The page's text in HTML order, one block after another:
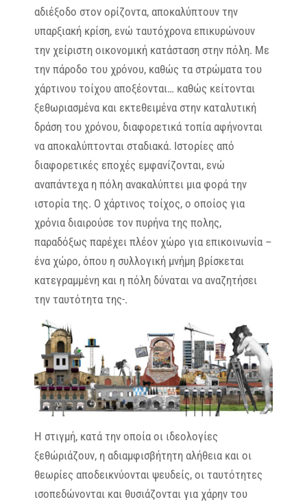
αδιέξοδο στον ορίζοντα, αποκαλύπτουν την
υπαρξιακή κρίση, ενώ ταυτόχρονα επικυρώνουν
την χείριστη οικονομική κατάσταση στην πόλη. Με
την πάροδο του χρόνου, καθώς τα στρώματα του
χάρτινου τοίχου αποξέονται… καθώς κείτονται
ξεθωριασμένα και εκτεθειμένα στην καταλυτική
δράση του χρόνου, διαφορετικά τοπία αφήνονται
να αποκαλύπτονται σταδιακά. Ιστορίες από
διαφορετικές εποχές εμφανίζονται, ενώ
αναπάντεχα η πόλη ανακαλύπτει μια φορά την
ιστορία της. Ο χάρτινος τοίχος, ο οποίος για
χρόνια διαιρούσε τον πυρήνα της πολης,
παραδόξως παρέχει πλέον χώρο για επικοινωνία –
ένα χώρο, όπου η συλλογική μνήμη βρίσκεται
κατεγραμμένη και η πόλη δύναται να αναζητήσει
την ταυτότητα της-.
Η στιγμή, κατά την οποία οι ιδεολογίες
ξεθώριάζουν, η αδιαμφισβήτητη αλήθεια και οι
θεωρίες αποδεικνύονται ψευδείς, οι ταυτότητες
ισοπεδώνονται και θυσιάζονται για χάρην του